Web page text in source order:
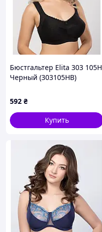
Бюстгальтер Elita 303 105H
Черный (303105HB)
592 ₴
Купить